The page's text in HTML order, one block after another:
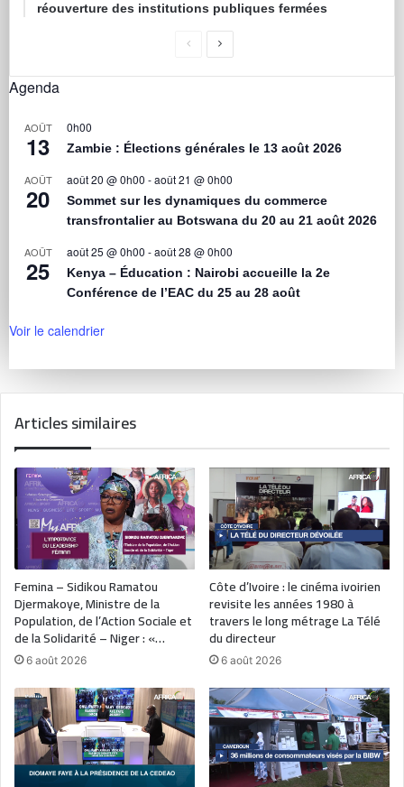
réouverture des institutions publiques fermées
Agenda
AOÛT
13
0h00
Zambie : Élections générales le 13 août 2026
AOÛT
20
août 20 @ 0h00 -août 21 @ 0h00
Sommet sur les dynamiques du commerce
transfrontalier au Botswana du 20 au 21 août 2026
AOÛT
25
août 25 @ 0h00 -août 28 @ 0h00
Kenya – Éducation : Nairobi accueille la 2e
Conférence de l’EAC du 25 au 28 août
Voir le calendrier
Articles similaires
Femina – Sidikou Ramatou
Djermakoye, Ministre de la
Population, de l’Action Sociale et
de la Solidarité – Niger : «…
6 août 2026
Côte d’Ivoire : le cinéma ivoirien
revisite les années 1980 à
travers le long métrage La Télé
du directeur
6 août 2026